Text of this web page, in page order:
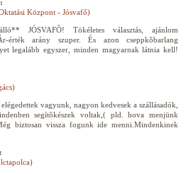
Központ - Jósvafő)
JÓSVAFÕ! Tökéletes választás, ajánlom
érték arány szuper. És azon cseppkõbarlang
legalább egyszer, minden magyarnak látnia kell!
vagyunk, nagyon kedvesek a szállásadók,
segítõkészek voltak,( pld. hova menjünk
biztosan vissza fogunk ide menni.Mindenkinek